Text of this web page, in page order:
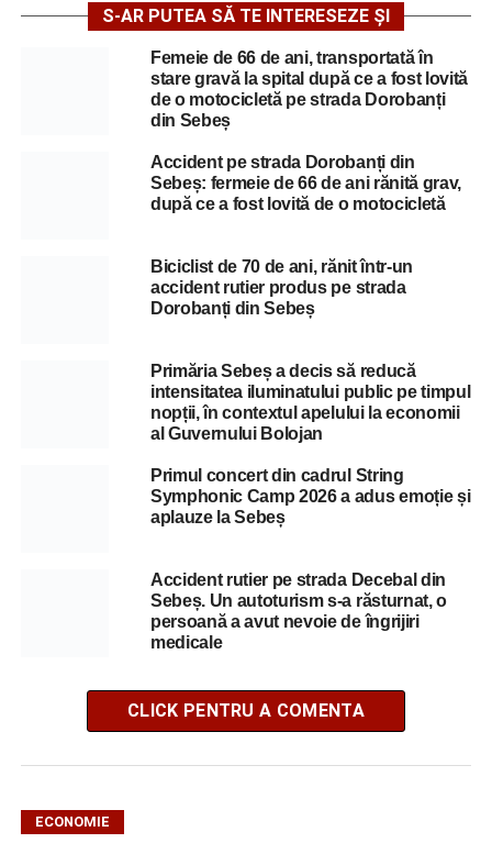
S-AR PUTEA SĂ TE INTERESEZE ȘI
Femeie de 66 de ani, transportată în
stare gravă la spital după ce a fost lovită
de o motocicletă pe strada Dorobanți
din Sebeș
Accident pe strada Dorobanți din
Sebeș: fermeie de 66 de ani rănită grav,
după ce a fost lovită de o motocicletă
Biciclist de 70 de ani, rănit într-un
accident rutier produs pe strada
Dorobanți din Sebeș
Primăria Sebeș a decis să reducă
intensitatea iluminatului public pe timpul
nopții, în contextul apelului la economii
al Guvernului Bolojan
Primul concert din cadrul String
Symphonic Camp 2026 a adus emoție și
aplauze la Sebeș
Accident rutier pe strada Decebal din
Sebeș. Un autoturism s-a răsturnat, o
persoană a avut nevoie de îngrijiri
medicale
CLICK PENTRU A COMENTA
ECONOMIE